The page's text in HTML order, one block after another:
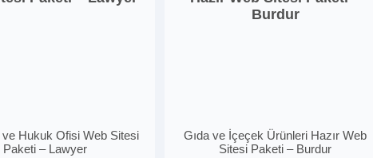
ve Hukuk Ofisi Web Sitesi
Paketi – Lawyer
Gıda ve İçeçek Ürünleri Hazır Web
Sitesi Paketi – Burdur